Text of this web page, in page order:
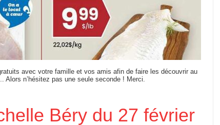
avec votre famille et vos amis afin de faire les découvrir au
Alors n’hésitez pas une seule seconde ! Merci.
Béry du 27 février